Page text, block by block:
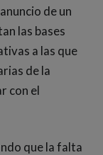
de un
las bases
a las que
de la
con el
que la falta